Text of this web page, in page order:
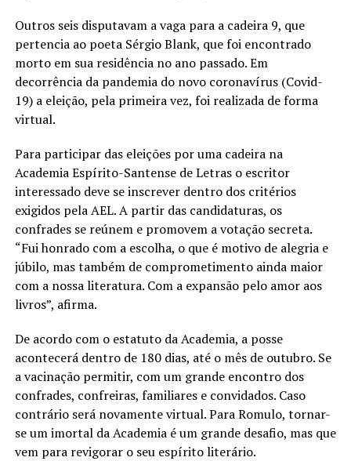
Outros seis disputavam a vaga para a cadeira 9, que
pertencia ao poeta Sérgio Blank, que foi encontrado
morto em sua residência no ano passado. Em
decorrência da pandemia do novo coronavírus (Covid-
19) a eleição, pela primeira vez, foi realizada de forma
virtual.
Para participar das eleições por uma cadeira na
Academia Espírito-Santense de Letras o escritor
interessado deve se inscrever dentro dos critérios
exigidos pela AEL. A partir das candidaturas, os
confrades se reúnem e promovem a votação secreta.
“Fui honrado com a escolha, o que é motivo de alegria e
júbilo, mas também de comprometimento ainda maior
com a nossa literatura. Com a expansão pelo amor aos
livros”, afirma.
De acordo com o estatuto da Academia, a posse
acontecerá dentro de 180 dias, até o mês de outubro. Se
a vacinação permitir, com um grande encontro dos
confrades, confreiras, familiares e convidados. Caso
contrário será novamente virtual. Para Romulo, tornar-
se um imortal da Academia é um grande desafio, mas que
vem para revigorar o seu espírito literário.